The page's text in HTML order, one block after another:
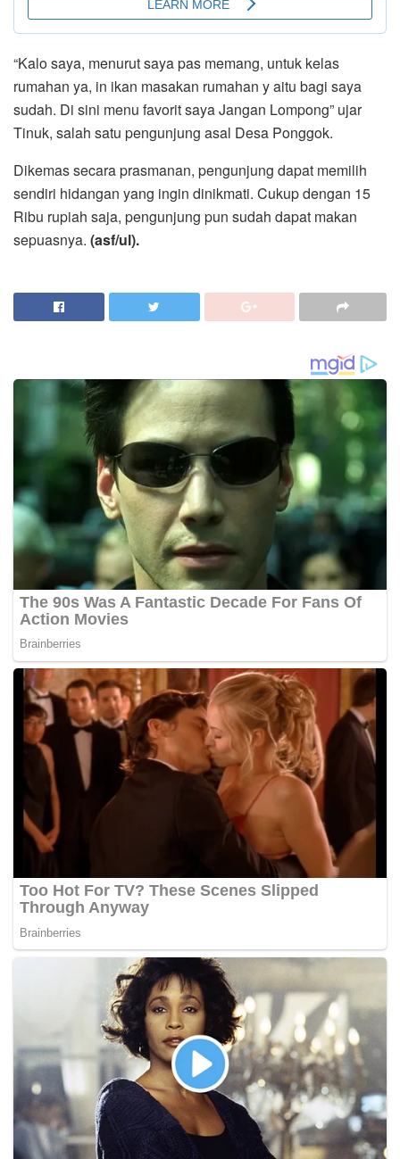
“Kalo saya, menurut saya pas memang, untuk kelas
rumahan ya, in ikan masakan rumahan y aitu bagi saya
sudah. Di sini menu favorit saya Jangan Lompong” ujar
Tinuk, salah satu pengunjung asal Desa Ponggok.
Dikemas secara prasmanan, pengunjung dapat memilih
sendiri hidangan yang ingin dinikmati. Cukup dengan 15
Ribu rupiah saja, pengunjung pun sudah dapat makan
sepuasnya. (asf/ul).